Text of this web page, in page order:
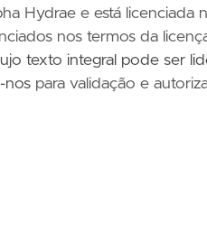
Hydrae e está licenciada
nos termos da
texto integral pode ser
nos para validação e